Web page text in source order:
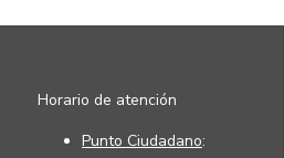
Horario de atención
Punto Ciudadano: